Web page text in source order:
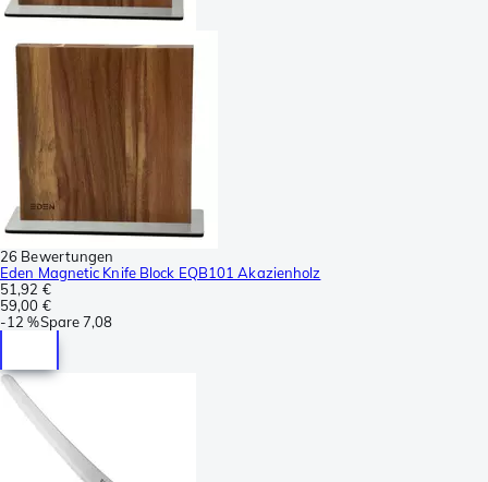
26 Bewertungen
Eden Magnetic Knife Block EQB101 Akazienholz
51,92 €
59,00 €
-12 %Spare7,08